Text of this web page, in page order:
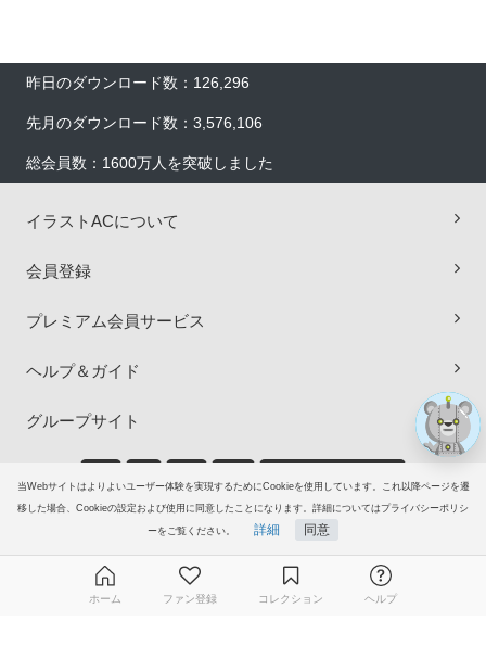
当Webサイトはよりよいユーザー体験を実現するためにCookieを使用しています。これ以降ページを遷
移した場合、Cookieの設定および使用に同意したことになります。詳細についてはプライバシーポリシ
ーをご覧ください。 詳細 同意
昨日のダウンロード数：126,296
先月のダウンロード数：3,576,106
総会員数：1600万人を突破しました
イラストACについて
会員登録
プレミアム会員サービス
ヘルプ＆ガイド
グループサイト
イラストAC
ホーム ファン登録 コレクション ヘルプ